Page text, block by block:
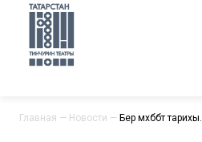
Главная — Новости — Бер мәхәббәт тарихы.